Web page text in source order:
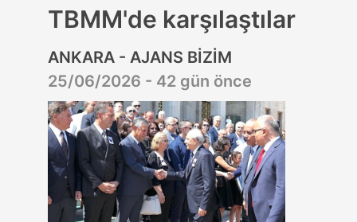
TBMM'de karşılaştılar
ANKARA - AJANS BİZİM
25/06/2026 - 42 gün önce